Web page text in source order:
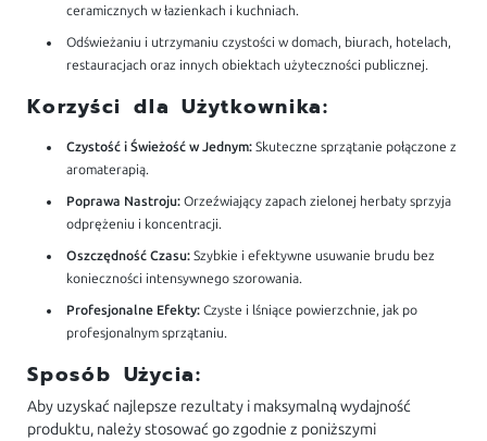
ceramicznych w łazienkach i kuchniach.
Odświeżaniu i utrzymaniu czystości w domach, biurach, hotelach,
restauracjach oraz innych obiektach użyteczności publicznej.
Korzyści dla Użytkownika:
Czystość i Świeżość w Jednym: Skuteczne sprzątanie połączone z
aromaterapią.
Poprawa Nastroju: Orzeźwiający zapach zielonej herbaty sprzyja
odprężeniu i koncentracji.
Oszczędność Czasu: Szybkie i efektywne usuwanie brudu bez
konieczności intensywnego szorowania.
Profesjonalne Efekty: Czyste i lśniące powierzchnie, jak po
profesjonalnym sprzątaniu.
Sposób Użycia:
Aby uzyskać najlepsze rezultaty i maksymalną wydajność
produktu, należy stosować go zgodnie z poniższymi